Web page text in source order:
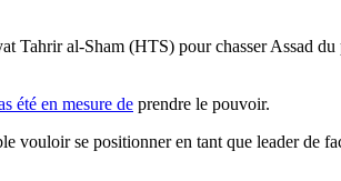
Tahrir al-Sham (HTS) pour chasser Assad
été en mesure de prendre le pouvoir.
vouloir se positionner en tant que leader de